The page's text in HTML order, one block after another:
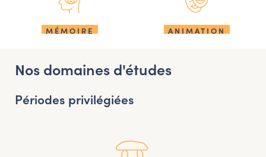
MÉMOIRE ANIMATION
Nos domaines d'études
Périodes privilégiées